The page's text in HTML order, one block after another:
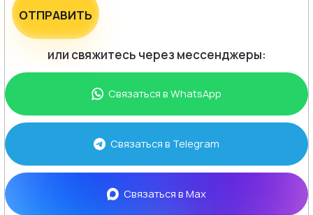
ОТПРАВИТЬ
или свяжитесь через мессенджеры:
Связаться вWhatsApp
Связаться в Telegram
Связаться вMax